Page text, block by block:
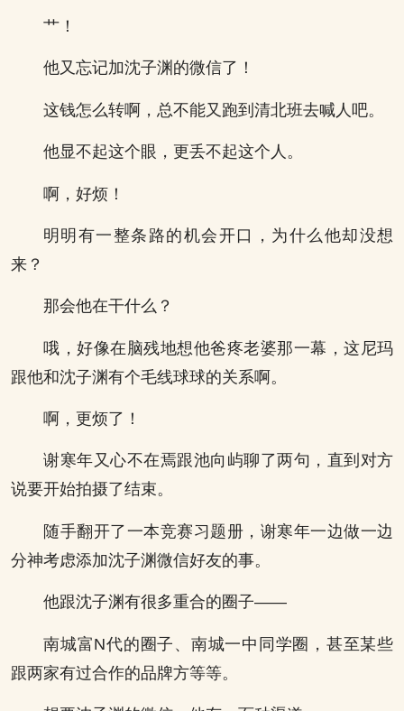
艹！
他又忘记加沈子渊的微信了！
这钱怎么转啊，总不能又跑到清北班去喊人吧。
他显不起这个眼，更丢不起这个人。
啊，好烦！
明明有一整条路的机会开口，为什么他却没想
来？
那会他在干什么？
哦，好像在脑残地想他爸疼老婆那一幕，这尼玛
跟他和沈子渊有个毛线球球的关系啊。
啊，更烦了！
谢寒年又心不在焉跟池向屿聊了两句，直到对方
说要开始拍摄了结束。
随手翻开了一本竞赛习题册，谢寒年一边做一边
分神考虑添加沈子渊微信好友的事。
他跟沈子渊有很多重合的圈子——
南城富N代的圈子、南城一中同学圈，甚至某些
跟两家有过合作的品牌方等等。